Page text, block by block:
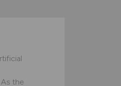
the